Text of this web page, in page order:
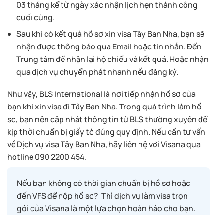
03 tháng kể từ ngày xác nhận lịch hẹn thành công
cuối cùng.
Sau khi có kết quả hồ sơ xin visa Tây Ban Nha, bạn sẽ
nhận được thông báo qua Email hoặc tin nhắn. Đến
Trung tâm để nhận lại hộ chiếu và kết quả. Hoặc nhận
qua dịch vụ chuyển phát nhanh nếu đăng ký.
Như vậy, BLS International là nơi tiếp nhận hồ sơ của
bạn khi xin visa đi Tây Ban Nha. Trong quá trình làm hồ
sơ, bạn nên cập nhật thông tin từ BLS thường xuyên để
kịp thời chuẩn bị giấy tờ đúng quy định. Nếu cần tư vấn
về Dịch vụ visa Tây Ban Nha, hãy liên hệ với Visana qua
hotline 090 2200 454.
Nếu bạn không có thời gian chuẩn bị hồ sơ hoặc
đến VFS để nộp hồ sơ? Thì dịch vụ làm visa trọn
gói của Visana là một lựa chọn hoàn hảo cho bạn.